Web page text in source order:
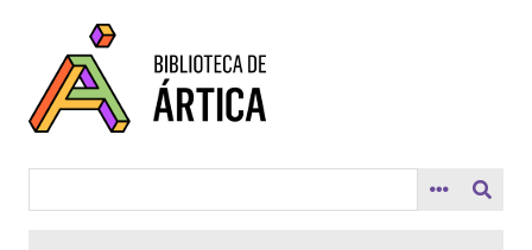
contenido
principal